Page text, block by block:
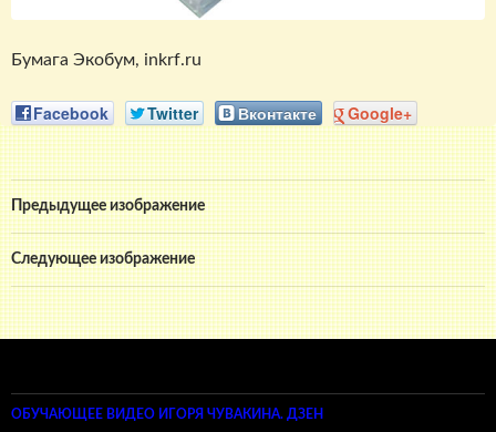
Бумага Экобум, inkrf.ru
Facebook Twitter Вконтакте Google+
Предыдущее изображение
Следующее изображение
ОБУЧАЮЩЕЕ ВИДЕО ИГОРЯ ЧУВАКИНА. ДЗЕН